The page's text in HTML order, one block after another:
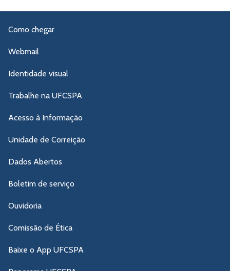
Como chegar
Webmail
Identidade visual
Trabalhe na UFCSPA
Acesso à Informação
Unidade de Correição
Dados Abertos
Boletim de serviço
Ouvidoria
Comissão de Ética
Baixe o App UFCSPA